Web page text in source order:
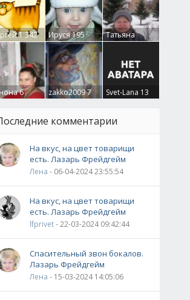
1 342 Ируся195
Татьяна
Крючкова0
6 zakko20097 Svet-Lana 13
комментарии
На вкус, на цвет товарищи
есть. Лазарь Фрейдгейм
Лена - 06-04-2024 23:55:54
На вкус, на цвет товарищи
есть. Лазарь Фрейдгейм
lfprivet- 22-03-2024 09:42:44
Спасительный звон бокалов.
Лазарь Фрейдгейм
Лена - 15-03-2024 14:05:06